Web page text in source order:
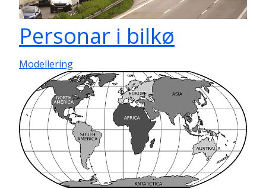
Personar i bilkø
Modellering